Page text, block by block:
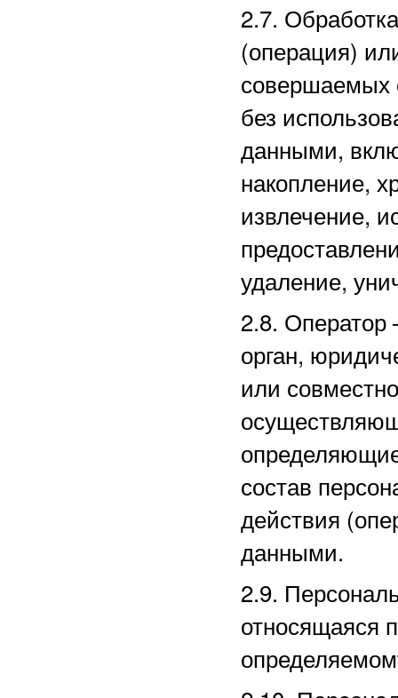
2.7.
(операция)
совершаемых
без
данными,
накопление,
извлечение,
удаление,
2.8. Оператор
орган,
или
состав
действия
данными.
2.9.
относящаяся